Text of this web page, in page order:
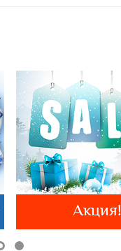
Акция!